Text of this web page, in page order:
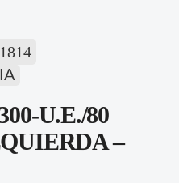
U.E./80
–